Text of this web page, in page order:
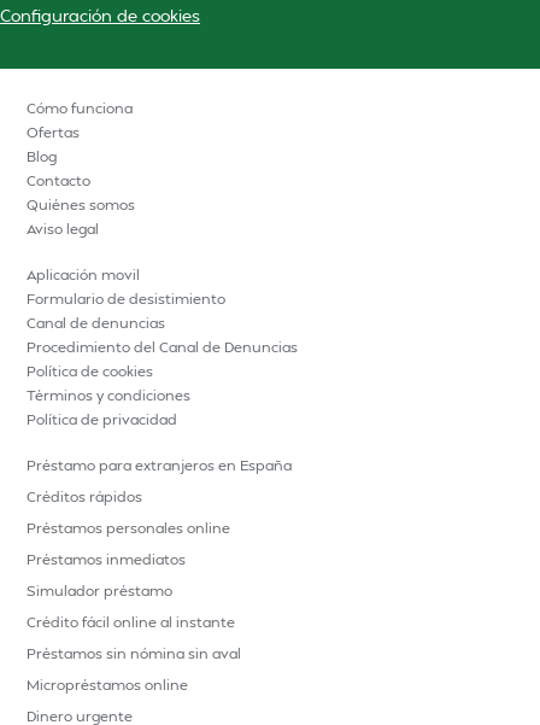
Configuración de cookies
Cómo funciona
Ofertas
Blog
Contacto
Quiénes somos
Aviso legal
Aplicación movil
Formulario de desistimiento
Canal de denuncias
Procedimiento del Canal de Denuncias
Política de cookies
Términos y condiciones
Política de privacidad
Préstamo para extranjeros en España
Créditos rápidos
Préstamos personales online
Préstamos inmediatos
Simulador préstamo
Crédito fácil online al instante
Préstamos sin nómina sin aval
Micropréstamos online
Dinero urgente